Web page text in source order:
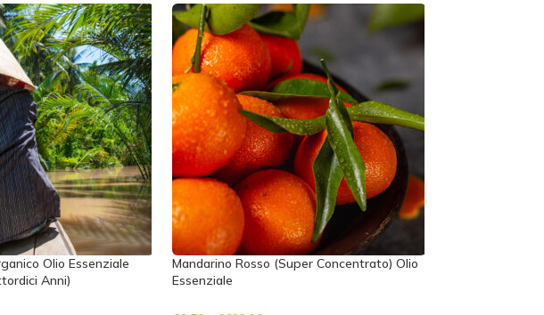
Olio Essenziale
Anni)
Mandarino Rosso (Super Concentrato) Olio
Essenziale